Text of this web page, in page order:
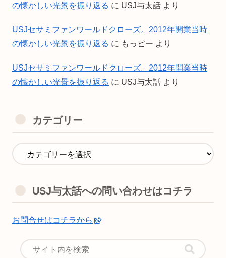
の懐かしい光景を振り返る に USJ与太話 より
USJセサミファンワールドクローズ。2012年開業当時
の懐かしい光景を振り返る に もっピー より
USJセサミファンワールドクローズ。2012年開業当時
の懐かしい光景を振り返る に USJ与太話 より
カテゴリー
USJ与太話への問い合わせはコチラ
お問合せはコチラから